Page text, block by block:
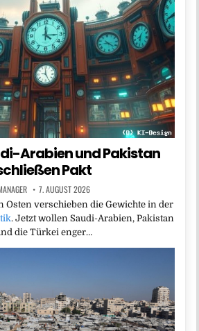
Arabien und Pakistan
Pakt
7. AUGUST 2026
Osten verschieben die Gewichte in der
. Jetzt wollen Saudi-Arabien, Pakistan
die Türkei enger…